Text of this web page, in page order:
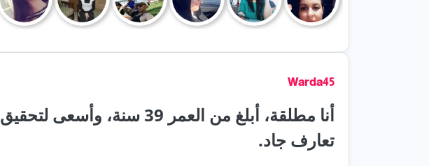
Warda45
أنا مطلقة، أبلغ من العمر 39 سنة، وأسعى لتحقيق
تعارف جاد.